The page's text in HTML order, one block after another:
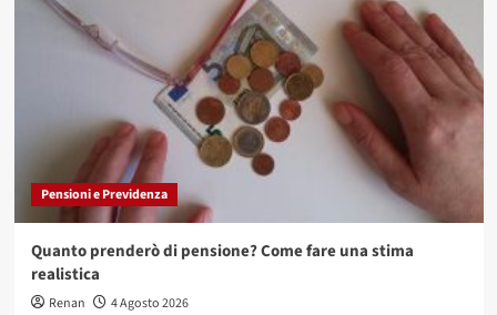
Pensioni e Previdenza
Quanto prenderò di pensione? Come fare una stima
realistica
Renan 4 Agosto 2026